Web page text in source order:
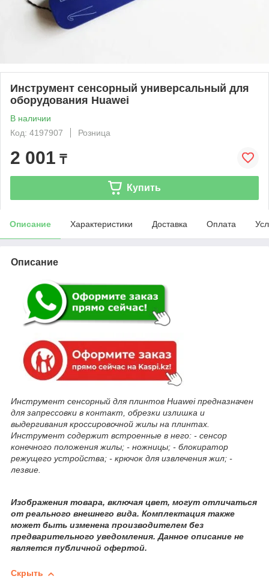
Инструмент сенсорный универсальный для
оборудования Huawei
В наличии
Код: 4197907
Розница
2 001 ₸
Купить
Описание Характеристики Доставка Оплата
Описание
Инструмент сенсорный для плинтов Huawei предназначен
для запрессовки в контакт, обрезки излишка и
выдергивания кроссировочной жилы на плинтах.
Инструмент содержит встроенные в него: - сенсор
конечного положения жилы; - ножницы; - блокиратор
режущего устройства; - крючок для извлечения жил; -
лезвие.
Изображения товара, включая цвет, могут отличаться
от реального внешнего вида. Комплектация также
может быть изменена производителем без
предварительного уведомления. Данное описание не
является публичной офертой.
Скрыть